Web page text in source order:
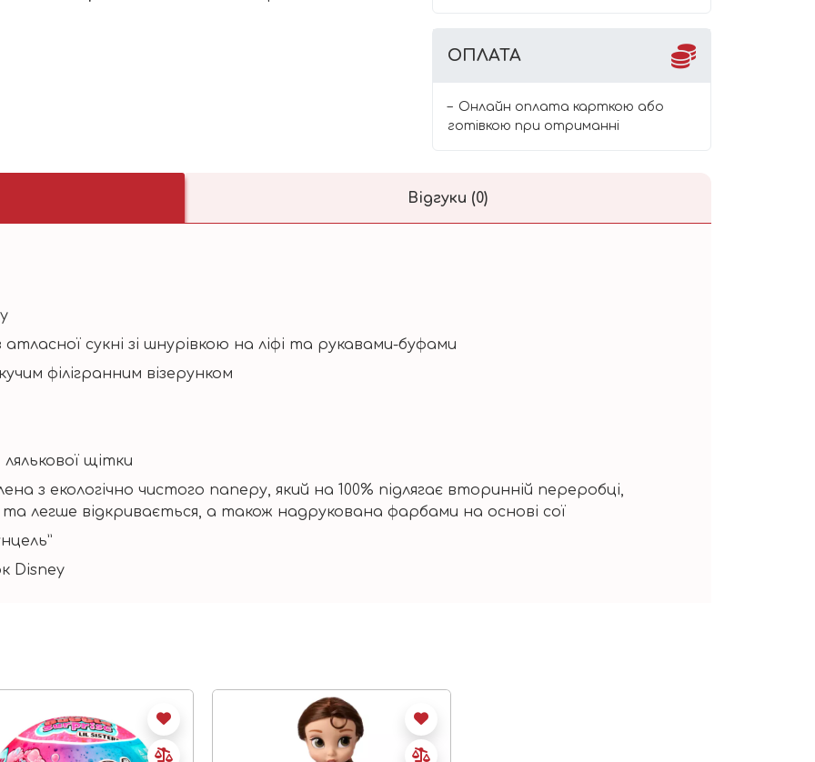
ОПЛАТА
Онлайн оплата карткою або
готівкою при отриманні
Відгуки (0)
сукні зі шнурівкою на ліфі та рукавами-буфами
філігранним візерунком
щітки
​​з екологічно чистого паперу, який на 100% підлягає вторинній переробці,
легше відкривається, а також надрукована фарбами на основі сої
Disney